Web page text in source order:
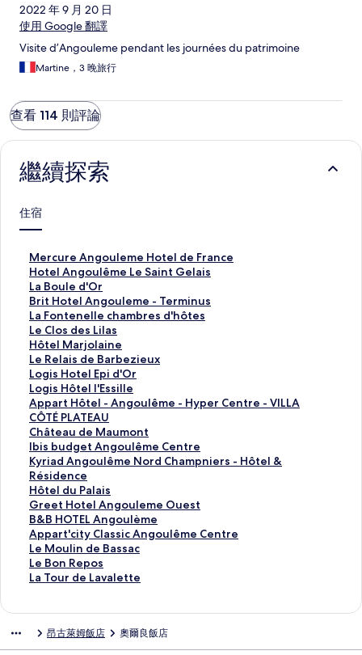
2022 年 9 月 20 日
使用 Google 翻譯
Visite d’Angouleme pendant les journées du patrimoine
Martine，3 晚旅行
查看 114 則評論
繼續探索
住宿
Mercure Angouleme Hotel de France
M
e
r
c
u
r
e
A
n
g
o
u
l
e
m
e
H
o
t
e
l
d
e
c
Hotel Angoulême Le Saint Gelais
H
o
t
e
l
A
n
g
o
u
l
ê
m
e
L
e
S
a
i
n
t
G
s
La Boule d'Or
L
a
B
o
u
l
e
d
'
O
r
的
連
結
Brit Hotel Angouleme - Terminus
B
r
i
t
H
o
t
e
l
A
n
g
o
u
l
e
m
e
-
T
n
La Fontenelle chambres d'hôtes
L
a
F
o
n
t
e
n
e
l
l
e
c
h
a
m
b
r
e
ô
Le Clos des Lilas
L
e
C
l
o
s
d
e
s
L
i
l
a
s
的
連
結
Hôtel Marjolaine
H
ô
t
e
l
M
a
r
j
o
l
a
i
n
e
的
連
Le Relais de Barbezieux
L
e
R
e
l
a
i
s
d
e
B
a
r
b
e
z
的
Logis Hotel Epi d'Or
L
o
g
i
s
H
o
t
e
l
E
p
i
d
'
連
結
Logis Hôtel l'Essille
L
o
g
i
s
H
ô
t
e
l
l
'
E
s
e
Appart Hôtel - Angoulême - Hyper Centre - VILLA
CÔTÉ PLATEAU
A
p
p
a
r
t
H
ô
t
e
l
-
A
l
Château de Maumont
C
h
â
t
e
a
u
d
e
M
a
t
Ibis budget Angoulême Centre
I
b
i
s
b
u
d
g
e
t
u
Kyriad Angoulême Nord Champniers - Hôtel &
Résidence
K
y
r
i
a
d
A
n
g
m
Hôtel du Palais
H
ô
t
e
l
d
u
i
Greet Hotel Angouleme Ouest
G
r
e
e
t
H
A
B&B HOTEL Angoulème
B
&
B
H
O
n
Appart'city Classic Angoulême Centre
A
p
p
a
i
Le Moulin de Bassac
L
e
M
n
Le Bon Repos
L
e
e
La Tour de Lavalette
L
r
昂古萊姆飯店 奧爾良飯店